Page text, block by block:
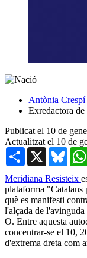
Antònia Crespí
Exredactora
Publicat el 10 de
Actualitzat el 10 de
Share X
Meridiana Resisteix
plataforma "Catalans
què es manifesti
l'alçada de l'avinguda
O. Entre aquesta
concentrar-se el 10,
d'extrema dreta com